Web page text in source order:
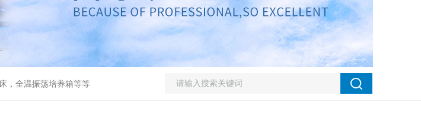
，全温振荡培养箱等等